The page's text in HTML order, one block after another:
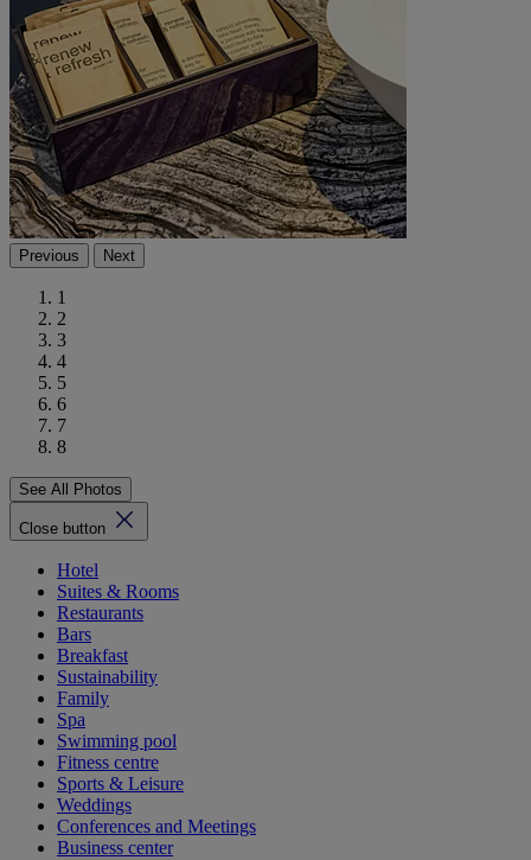
Previous Next
1
2
3
4
5
6
7
8
See All Photos
Close button
Hotel
Suites & Rooms
Restaurants
Bars
Breakfast
Sustainability
Family
Spa
Swimming pool
Fitness centre
Sports & Leisure
Weddings
Conferences and Meetings
Business center